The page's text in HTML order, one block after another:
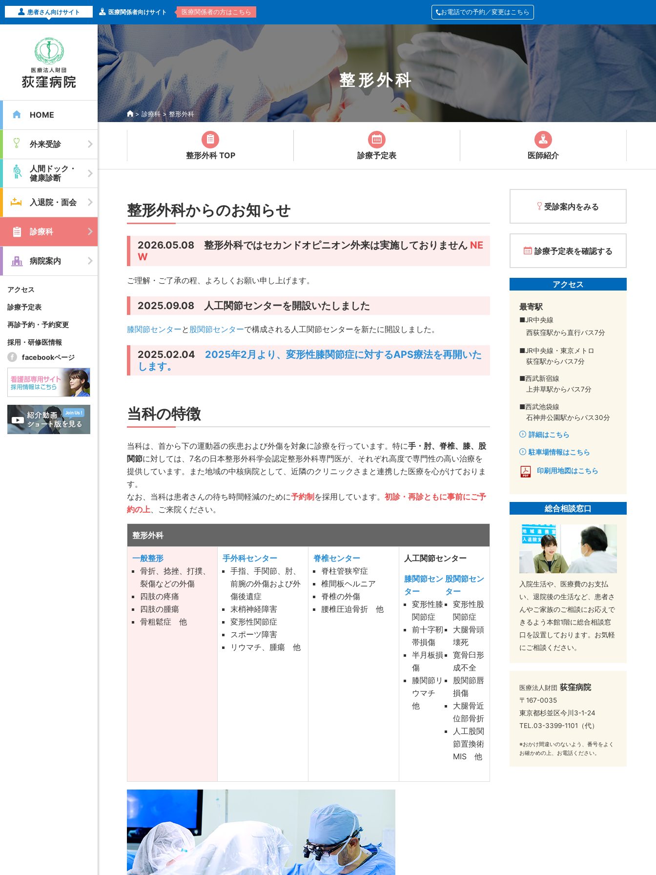
患者さん向けサイト 医療関係者向けサイト 医療関係者の方はこちら お電話での予約／変更はこちら
HOME
外来受診
人間ドック・
健康診断
入退院・面会
診療科
病院案内
アクセス
診療予定表
再診予約・予約変更
採用・研修医情報
facebookページ
整形外科
> 診療科>整形外科
整形外科 TOP 診療予定表 医師紹介
整形外科からのお知らせ
2026.05.08 整形外科ではセカンドオピニオン外来は実施しておりません NE
W
ご理解・ご了承の程、よろしくお願い申し上げます。
2025.09.08 人工関節センターを開設いたしました
膝関節センターと 股関節センターで構成される人工関節センターを新たに開設しました。
2025.02.04 2025年2月より、変形性膝関節症に対するAPS療法を再開いた
します。
当科の特徴
当科は、首から下の運動器の疾患および外傷を対象に診療を行っています。特に手・肘、脊椎、膝、股
関節に対しては、7名の日本整形外科学会認定整形外科専門医が、それぞれ高度で専門性の高い治療を
提供しています。また地域の中核病院として、近隣のクリニックさまと連携した医療を心がけておりま
す。
なお、当科は患者さんの待ち時間軽減のために予約制を採用しています。 初診・再診ともに事前にご予
約の上 、ご来院ください。
整形外科
一般整形
骨折、捻挫、打撲、
裂傷などの外傷
四肢の疼痛
四肢の腫瘍
骨粗鬆症 他
手外科センター
手指、手関節、肘、
前腕の外傷および外
傷後遺症
末梢神経障害
変形性関節症
スポーツ障害
リウマチ、腫瘍 他
脊椎センター
脊柱管狭窄症
椎間板ヘルニア
脊椎の外傷
腰椎圧迫骨折 他
人工関節センター
膝関節セン
ター
変形性膝
関節症
前十字靭
帯損傷
半月板損
傷
膝関節リ
ウマチ
他
股関節セン
ター
変形性股
関節症
大腿骨頭
壊死
寛骨臼形
成不全
股関節唇
損傷
大腿骨近
位部骨折
人工股関
節置換術
MIS 他
受診案内をみる
診療予定表を確認する
アクセス
最寄駅
■JR中央線
西荻窪駅から直行バス7分
■JR中央線・東京メトロ
荻窪駅からバス7分
■西武新宿線
上井草駅からバス7分
■西武池袋線
石神井公園駅からバス30分
詳細はこちら
駐車場情報はこちら
印刷用地図はこちら
総合相談窓口
入院生活や、医療費のお支払
い、退院後の生活など、患者さ
んやご家族のご相談にお応えで
きるよう本館1階に総合相談窓
口を設置しております。お気軽
にご相談ください。
医療法人財団 荻窪病院
〒167-0035
東京都杉並区今川3-1-24
TEL.03-3399-1101 （代）
※おかけ間違いのないよう、番号をよく
お確かめの上、お電話ください。